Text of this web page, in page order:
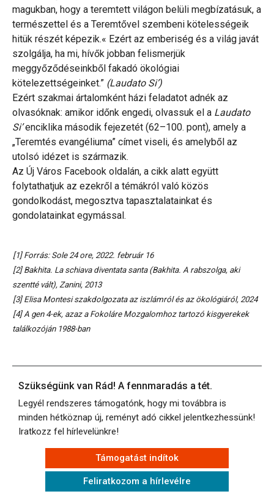
magukban, hogy a teremtett világon belüli megbízatásuk, a
természettel és a Teremtővel szembeni kötelességeik
hitük részét képezik.« Ezért az emberiség és a világ javát
szolgálja, ha mi, hívők jobban felismerjük
meggyőződéseinkből fakadó ökológiai
kötelezettségeinket.” (Laudato Si’)
Ezért szakmai ártalomként házi feladatot adnék az
olvasóknak: amikor időnk engedi, olvassuk el a Laudato
Si’enciklika második fejezetét (62–100. pont), amely a
„Teremtés evangéliuma” címet viseli, és amelyből az
utolsó idézet is származik.
Az Új Város Facebook oldalán, a cikk alatt együtt
folytathatjuk az ezekről a témákról való közös
gondolkodást, megosztva tapasztalatainkat és
gondolatainkat egymással.
[1] Forrás: Sole 24 ore, 2022. február 16
[2] Bakhita. La schiava diventata santa (Bakhita. A rabszolga, aki
szentté vált), Zanini, 2013
[3] Elisa Montesi szakdolgozata az iszlámról és az ökológiáról, 2024
[4] A gen 4-ek, azaz a Fokoláre Mozgalomhoz tartozó kisgyerekek
találkozóján 1988-ban
Szükségünk van Rád! A fennmaradás a tét.
Legyél rendszeres támogatónk, hogy mi továbbra is
minden hétköznap új, reményt adó cikkel jelentkezhessünk!
Iratkozz fel hírlevelünkre!
Támogatást indítok
Feliratkozom a hírlevélre